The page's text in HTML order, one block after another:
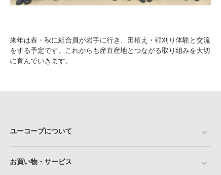
来年は春・秋に組合員が岩手に行き、田植え・稲刈り体験と交流
をする予定です。これからも産直産地とつながる取り組みを大切
に育んでいきます。
ユーコープについて
お買い物・サービス